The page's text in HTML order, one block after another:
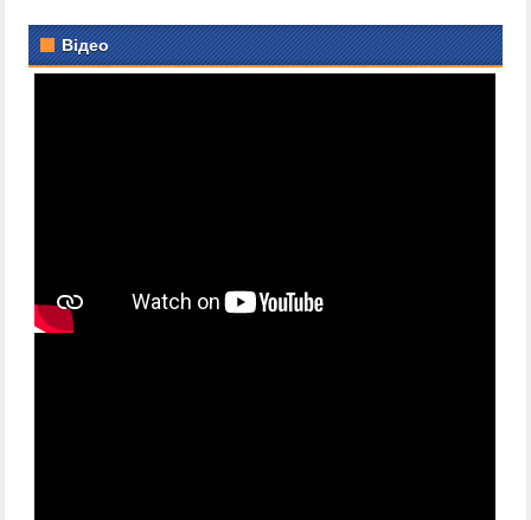
Відео